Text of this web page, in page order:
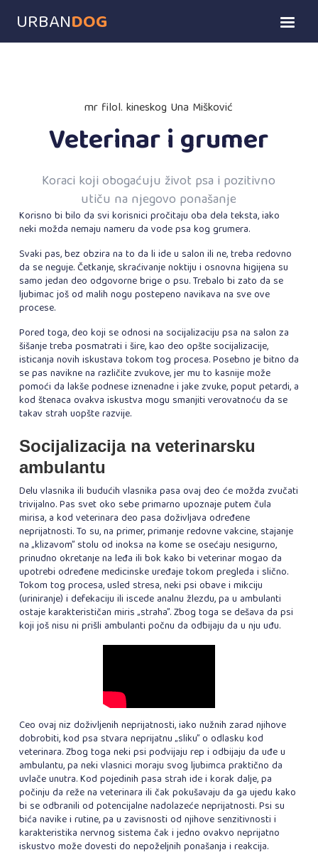
URBANDOG
mr filol. kineskog Una Mišković
Veterinar i grumer
Koraci koji obogaćuju život psa i pozitivno
utiču na njegovo ponašanje
Korisno bi bilo da svi korisnici pročitaju oba dela teksta, iako
neki možda nemaju nameru da vode psa kog grumera.
Svaki pas, bez obzira na to da li ide u salon ili ne, treba redovno
da se neguje. Četkanje, skraćivanje noktiju i osnovna higijena su
samo jedan deo odgovorne brige o psu. Trebalo bi zato da se
ljubimac još od malih nogu postepeno navikava na sve ove
procese.
Pored toga, deo koji se odnosi na socijalizaciju psa na salon za
šišanje treba posmatrati i šire, kao deo opšte socijalizacije,
isticanja novih iskustava tokom tog procesa. Posebno je bitno da
se pas navikne na različite zvukove, jer mu to kasnije može
pomoći da lakše podnese iznenadne i jake zvuke, poput petardi, a
kod štenaca ovakva iskustva mogu smanjiti verovatnoću da se
takav strah uopšte razvije.
Socijalizacija na veterinarsku
ambulantu
Delu vlasnika ili budućih vlasnika pasa ovaj deo će možda zvučati
trivijalno. Pas svet oko sebe primarno upoznaje putem čula
mirisa, a kod veterinara deo pasa doživljava određene
neprijatnosti. To su, na primer, primanje redovne vakcine, stajanje
na „klizavom” stolu od inoksa na kome se osećaju nesigurno,
prinudno okretanje na leđa ili bok kako bi veterinar mogao da
upotrebi određene medicinske uređaje tokom pregleda i slično.
Tokom tog procesa, usled stresa, neki psi obave i mikciju
(uriniranje) i defekaciju ili iscede analnu žlezdu, pa u ambulanti
ostaje karakterističan miris „straha”. Zbog toga se dešava da psi
koji još nisu ni prišli ambulanti počnu da odbijaju da u nju uđu.
Ceo ovaj niz doživljenih neprijatnosti, iako nužnih zarad njihove
dobrobiti, kod psa stvara neprijatnu „sliku” o odlasku kod
veterinara. Zbog toga neki psi podvijaju rep i odbijaju da uđe u
ambulantu, pa neki vlasnici moraju svog ljubimca praktično da
uvlače unutra. Kod pojedinih pasa strah ide i korak dalje, pa
počinju da reže na veterinara ili čak pokušavaju da ga ujedu kako
bi se odbranili od potencijalne nadolazeće neprijatnosti. Psi su
bića navike i rutine, pa u zavisnosti od njihove senzitivnosti i
karakteristika nervnog sistema čak i jedno ovakvo neprijatno
iskustvo može dovesti do nepoželjnih ponašanja i reakcija.